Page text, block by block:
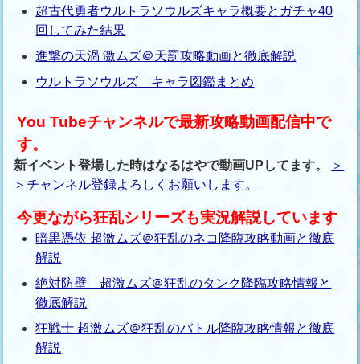
超古代勇者ウルトラソウルズキャラ概要とガチャ40
回してみた結果
進撃の天渦 激ムズ＠天罰攻略動画と徹底解説
ウルトラソウルズ キャラ図鑑まとめ
You Tubeチャンネルで最新攻略動画配信中で
す。
新イベント登場した時はなるはやで動画UPしてます。
＞
＞チャンネル登録よろしくお願いします。
今更ながら狂乱シリーズも実況解説しています
暗黒憑依 超激ムズ＠狂乱のネコ降臨攻略動画と徹底
解説
絶対防壁 超激ムズ＠狂乱のタンク降臨攻略情報と
徹底解説
狂戦士 超激ムズ＠狂乱のバトル降臨攻略情報と徹底
解説